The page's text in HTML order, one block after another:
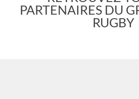
PARTENAIRES DU
RUGBY